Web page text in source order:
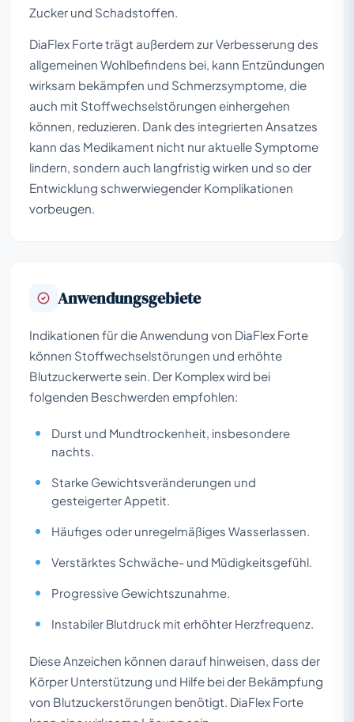
Zucker und Schadstoffen.
DiaFlex Forte trägt außerdem zur Verbesserung des
allgemeinen Wohlbefindens bei, kann Entzündungen
wirksam bekämpfen und Schmerzsymptome, die
auch mit Stoffwechselstörungen einhergehen
können, reduzieren. Dank des integrierten Ansatzes
kann das Medikament nicht nur aktuelle Symptome
lindern, sondern auch langfristig wirken und so der
Entwicklung schwerwiegender Komplikationen
vorbeugen.
Anwendungsgebiete
Indikationen für die Anwendung von DiaFlex Forte
können Stoffwechselstörungen und erhöhte
Blutzuckerwerte sein. Der Komplex wird bei
folgenden Beschwerden empfohlen:
Durst und Mundtrockenheit, insbesondere
nachts.
Starke Gewichtsveränderungen und
gesteigerter Appetit.
Häufiges oder unregelmäßiges Wasserlassen.
Verstärktes Schwäche- und Müdigkeitsgefühl.
Progressive Gewichtszunahme.
Instabiler Blutdruck mit erhöhter Herzfrequenz.
Diese Anzeichen können darauf hinweisen, dass der
Körper Unterstützung und Hilfe bei der Bekämpfung
von Blutzuckerstörungen benötigt. DiaFlex Forte